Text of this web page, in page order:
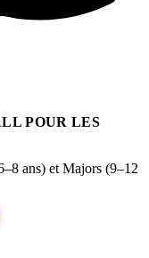
POUR LES
ans) et Majors (9–12